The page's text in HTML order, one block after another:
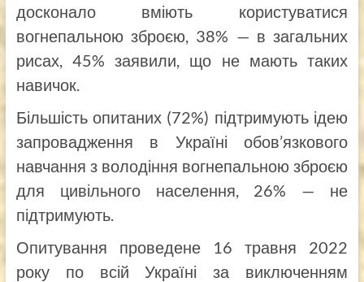
досконало вміють користуватися
вогнепальною зброєю, 38% — в загальних
рисах, 45% заявили, що не мають таких
навичок.
Більшість опитаних (72%) підтримують ідею
запровадження в Україні обов’язкового
навчання з володіння вогнепальною зброєю
для цивільного населення, 26% — не
підтримують.
Опитування проведене 16 травня 2022
року по всій Україні за виключенням